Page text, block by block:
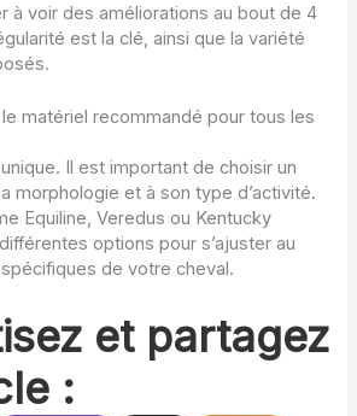
à voir des améliorations au bout de 4
est la clé, ainsi que la variété
matériel recommandé pour tous les
Il est important de choisir un
morphologie et à son type d’activité.
Equiline, Veredus ou Kentucky
options pour s’ajuster au
de votre cheval.
et partagez
: